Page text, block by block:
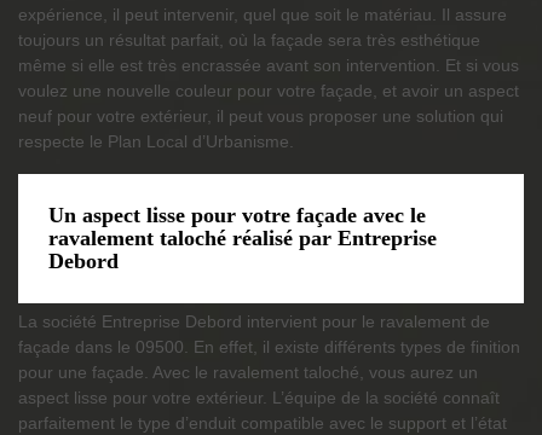
expérience, il peut intervenir, quel que soit le matériau. Il assure
toujours un résultat parfait, où la façade sera très esthétique
même si elle est très encrassée avant son intervention. Et si vous
voulez une nouvelle couleur pour votre façade, et avoir un aspect
neuf pour votre extérieur, il peut vous proposer une solution qui
respecte le Plan Local d’Urbanisme.
Un aspect lisse pour votre façade avec le
ravalement taloché réalisé par Entreprise
Debord
La société Entreprise Debord intervient pour le ravalement de
façade dans le 09500. En effet, il existe différents types de finition
pour une façade. Avec le ravalement taloché, vous aurez un
aspect lisse pour votre extérieur. L’équipe de la société connaît
parfaitement le type d’enduit compatible avec le support et l’état